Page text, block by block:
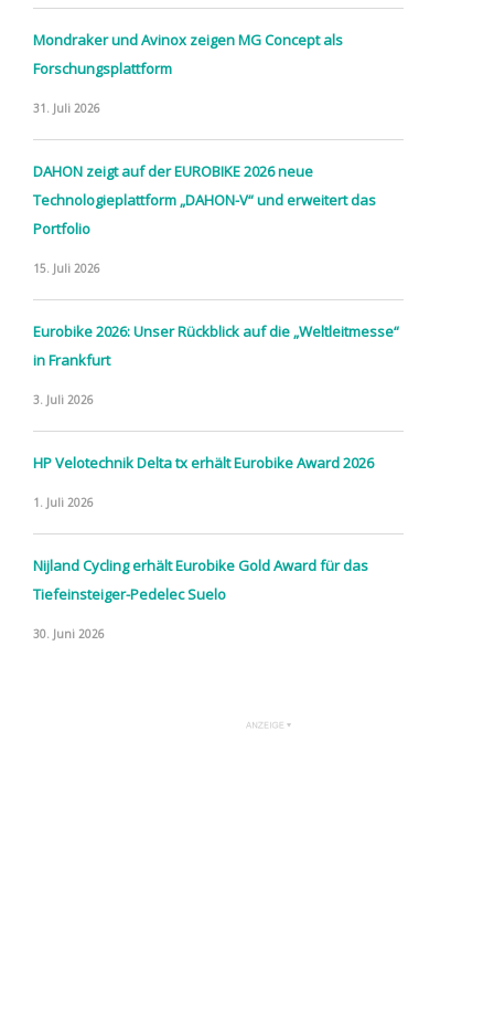
Mondraker und Avinox zeigen MG Concept als
Forschungsplattform
31. Juli 2026
DAHON zeigt auf der EUROBIKE 2026 neue
Technologieplattform „DAHON-V“ und erweitert das
Portfolio
15. Juli 2026
Eurobike 2026: Unser Rückblick auf die „Weltleitmesse“
in Frankfurt
3. Juli 2026
HP Velotechnik Delta tx erhält Eurobike Award 2026
1. Juli 2026
Nijland Cycling erhält Eurobike Gold Award für das
Tiefeinsteiger-Pedelec Suelo
30. Juni 2026